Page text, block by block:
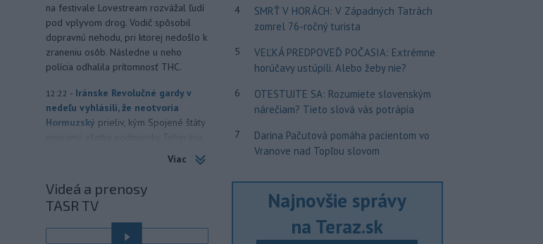
na festivale Lovestream rozvážal ľudí
pod vplyvom drog. Vodič spôsobil
dopravnú nehodu, pri ktorej nedošlo k
zraneniu osôb. Následne u neho
polícia odhalila prítomnosť THC.
12:22 - Iránske Revolučné gardy v
nedeľu vyhlásili, že neotvoria
Hormuzský prieliv, kým Spojené štáty
škody. TASR o tom informuje podľa
správy agentúry AFP.
11:56 - Minister zdravotníctva
Kamil Šaško (Hlas-SD) už má podľa
pripravený návrh riešenia
Viac
Videá a prenosy
TASR TV
4
SMRŤ V HORÁCH: V Západných Tatrách
zomrel 76-ročný turista
5
VEĽKÁ PREDPOVEĎ POČASIA: Extrémne
horúčavy ustúpili. Alebo žeby nie?
6
OTESTUJTE SA: Rozumiete slovenským
nárečiam? Tieto slová vás potrápia
7
Darina Pačutová pomáha pacientom vo
Vranove nad Topľou slovom
Najnovšie správy
na Teraz.sk